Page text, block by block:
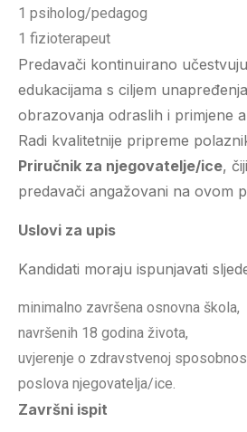
1 psiholog/pedagog
1 fizioterapeut
Predavači kontinuirano
edukacijama s ciljem
obrazovanja odraslih i primjene
Radi kvalitetnije pripreme
Priručnik za njegovatelje/ice,
predavači angažovani na ovom
Uslovi za upis
Kandidati moraju ispunjavati
minimalno završena osnovna škola,
navršenih 18 godina života,
uvjerenje o zdravstvenoj
poslova njegovatelja/ice.
Završni ispit